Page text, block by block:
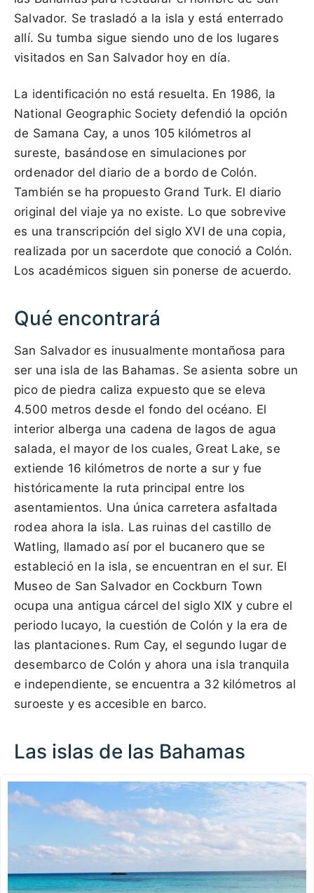
Salvador. Se trasladó a la isla y está enterrado
allí. Su tumba sigue siendo uno de los lugares
visitados en San Salvador hoy en día.
La identificación no está resuelta. En 1986, la
National Geographic Society defendió la opción
de Samana Cay, a unos 105 kilómetros al
sureste, basándose en simulaciones por
ordenador del diario de a bordo de Colón.
También se ha propuesto Grand Turk. El diario
original del viaje ya no existe. Lo que sobrevive
es una transcripción del siglo XVI de una copia,
realizada por un sacerdote que conoció a Colón.
Los académicos siguen sin ponerse de acuerdo.
Qué encontrará
San Salvador es inusualmente montañosa para
ser una isla de las Bahamas. Se asienta sobre un
pico de piedra caliza expuesto que se eleva
4.500 metros desde el fondo del océano. El
interior alberga una cadena de lagos de agua
salada, el mayor de los cuales, Great Lake, se
extiende 16 kilómetros de norte a sur y fue
históricamente la ruta principal entre los
asentamientos. Una única carretera asfaltada
rodea ahora la isla. Las ruinas del castillo de
Watling, llamado así por el bucanero que se
estableció en la isla, se encuentran en el sur. El
Museo de San Salvador en Cockburn Town
ocupa una antigua cárcel del siglo XIX y cubre el
periodo lucayo, la cuestión de Colón y la era de
las plantaciones. Rum Cay, el segundo lugar de
desembarco de Colón y ahora una isla tranquila
e independiente, se encuentra a 32 kilómetros al
suroeste y es accesible en barco.
Las islas de las Bahamas